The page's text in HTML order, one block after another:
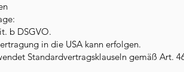
b DSGVO.
in die USA kann erfolgen.
Standardvertragsklauseln gemäß Art.